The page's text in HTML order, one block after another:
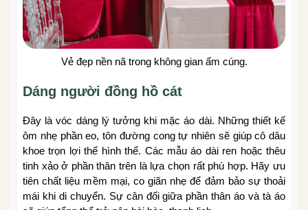
Vẻ đẹp nền nã trong không gian ấm cúng.
Dáng người đồng hồ cát
Đây là vóc dáng lý tưởng khi mặc áo dài. Những thiết kế
ôm nhẹ phần eo, tôn đường cong tự nhiên sẽ giúp cô dâu
khoe trọn lợi thế hình thể. Các mẫu áo dài ren hoặc thêu
tinh xảo ở phần thân trên là lựa chọn rất phù hợp. Hãy ưu
tiên chất liệu mềm mại, co giãn nhẹ để đảm bảo sự thoải
mái khi di chuyển. Sự cân đối giữa phần thân áo và tà áo